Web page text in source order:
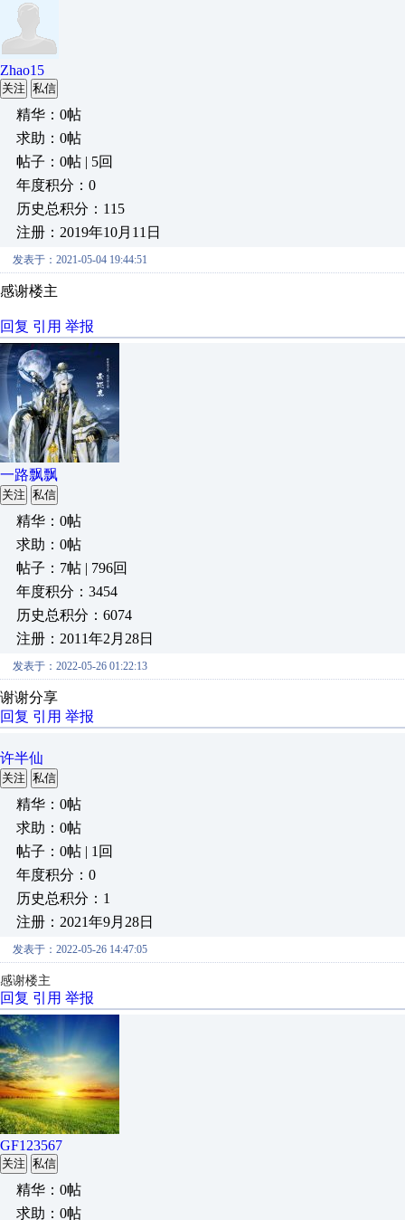
Zhao15
关注 私信
精华：0帖
求助：0帖
帖子：0帖 | 5回
年度积分：0
历史总积分：115
注册：2019年10月11日
发表于：2021-05-04 19:44:51
感谢楼主
回复 引用 举报
一路飘飘
关注 私信
精华：0帖
求助：0帖
帖子：7帖 | 796回
年度积分：3454
历史总积分：6074
注册：2011年2月28日
发表于：2022-05-26 01:22:13
谢谢分享
回复 引用 举报
许半仙
关注 私信
精华：0帖
求助：0帖
帖子：0帖 | 1回
年度积分：0
历史总积分：1
注册：2021年9月28日
发表于：2022-05-26 14:47:05
感谢楼主
回复 引用 举报
GF123567
关注 私信
精华：0帖
求助：0帖